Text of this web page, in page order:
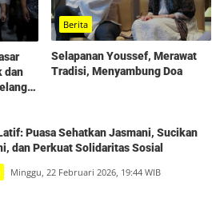
dan
Berita
Selapanan Youssef, Merawat
Tradisi, Menyambung Doa
Puasa Sehatkan Jasmani, Sucikan
dan Perkuat Solidaritas Sosial
Minggu, 22 Februari 2026, 19:44 WIB